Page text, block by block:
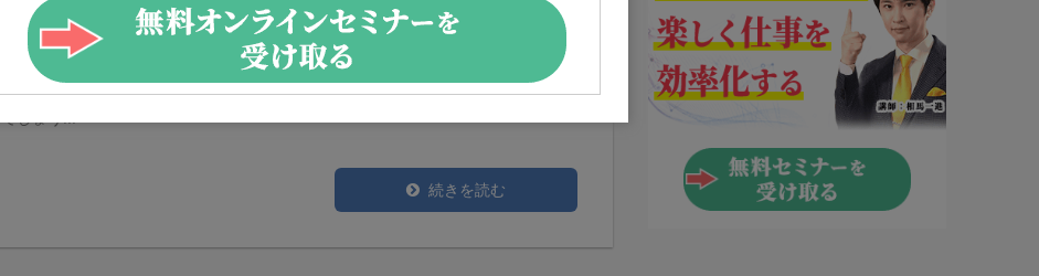
副業 相馬 一進
あなたがもし、「サイドビジネスをすることで、副収入を得たい。そして上手くい
けば、いつかは起業をしたい」と思っているとしたら、この記事は非常に役に立つ
でしょう...
続きを読む